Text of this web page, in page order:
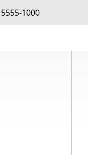
5555-1000